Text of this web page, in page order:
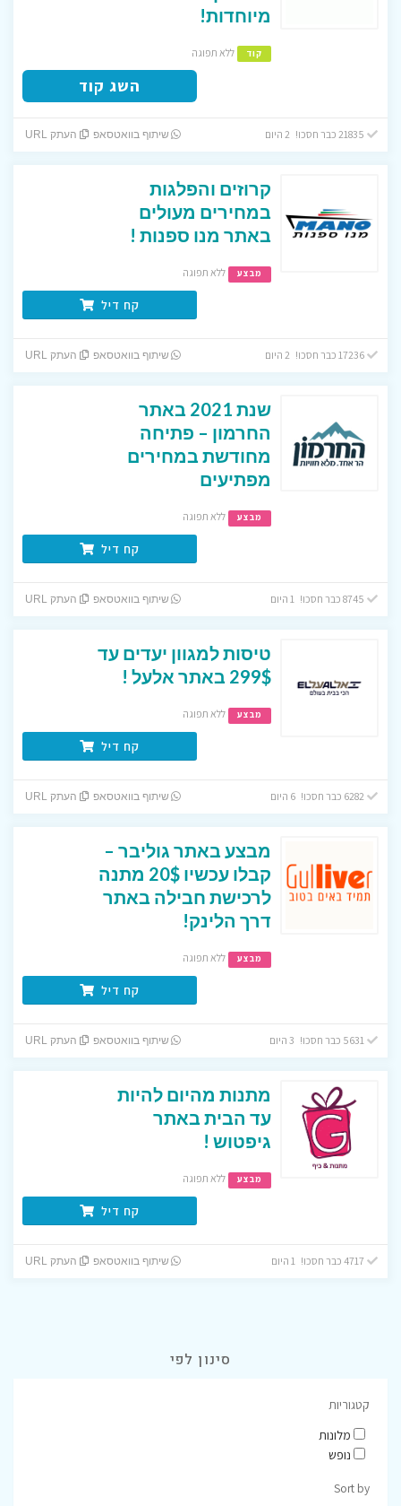
מיוחדות!
קוד ללא תפוגה
השג קוד
שיתוף בוואטסאפ העתק URL
קרוזים והפלגות
במחירים מעולים
באתר מנו ספנות !
מבצע ללא תפוגה
קח דיל
17236 כבר חסכו! 2 היום שיתוף בוואטסאפ העתק URL
שנת 2021 באתר
החרמון – פתיחה
מחודשת במחירים
מפתיעים
מבצע ללא תפוגה
קח דיל
שיתוף בוואטסאפ העתק URL
טיסות למגוון יעדים עד
299$ באתר אלעל !
מבצע ללא תפוגה
קח דיל
שיתוף בוואטסאפ העתק URL
מבצע באתר גוליבר –
קבלו עכשיו 20$ מתנה
לרכישת חבילה באתר
דרך הלינק!
מבצע ללא תפוגה
קח דיל
שיתוף בוואטסאפ העתק URL
מתנות מהיום להיות
עד הבית באתר
גיפטוש !
מבצע ללא תפוגה
קח דיל
שיתוף בוואטסאפ העתק URL
סינון לפי
קטגוריות
מלונות
נופש
Sort by